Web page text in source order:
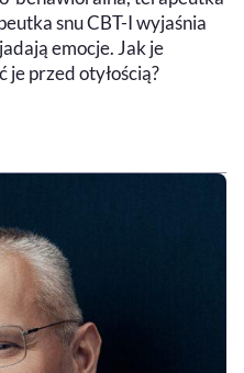
snu CBT-I wyjaśnia
emocje. Jak je
je przed otyłością?